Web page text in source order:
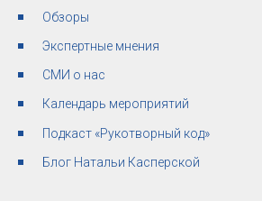
Обзоры
Экспертные мнения
СМИ о нас
Календарь мероприятий
Подкаст «Рукотворный код»
Блог Натальи Касперской